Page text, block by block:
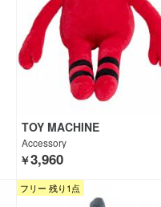
TOY MACHINE
Accessory
￥3,960
フリー 残り1点